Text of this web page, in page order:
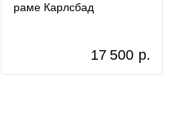
раме Карлсбад
17 500 р.